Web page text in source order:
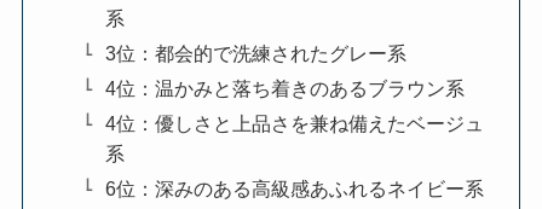
系
3位：都会的で洗練されたグレー系
4位：温かみと落ち着きのあるブラウン系
4位：優しさと上品さを兼ね備えたベージュ
系
6位：深みのある高級感あふれるネイビー系